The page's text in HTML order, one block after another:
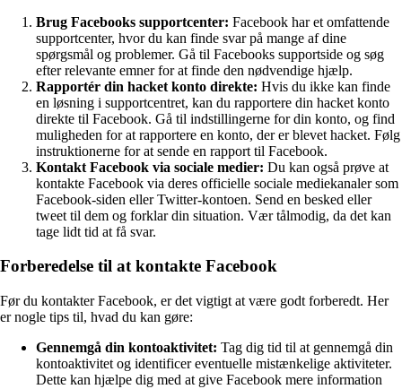
Brug Facebooks supportcenter: Facebook har et omfattende
supportcenter, hvor du kan finde svar på mange af dine
spørgsmål og problemer. Gå til Facebooks supportside og søg
efter relevante emner for at finde den nødvendige hjælp.
Rapportér din hacket konto direkte: Hvis du ikke kan finde
en løsning i supportcentret, kan du rapportere din hacket konto
direkte til Facebook. Gå til indstillingerne for din konto, og find
muligheden for at rapportere en konto, der er blevet hacket. Følg
instruktionerne for at sende en rapport til Facebook.
Kontakt Facebook via sociale medier: Du kan også prøve at
kontakte Facebook via deres officielle sociale mediekanaler som
Facebook-siden eller Twitter-kontoen. Send en besked eller
tweet til dem og forklar din situation. Vær tålmodig, da det kan
tage lidt tid at få svar.
Forberedelse til at kontakte Facebook
Før du kontakter Facebook, er det vigtigt at være godt forberedt. Her
er nogle tips til, hvad du kan gøre:
Gennemgå din kontoaktivitet: Tag dig tid til at gennemgå din
kontoaktivitet og identificer eventuelle mistænkelige aktiviteter.
Dette kan hjælpe dig med at give Facebook mere information